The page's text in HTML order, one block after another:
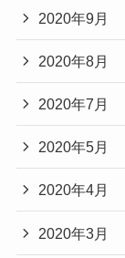
2020年9月
2020年8月
2020年7月
2020年5月
2020年4月
2020年3月